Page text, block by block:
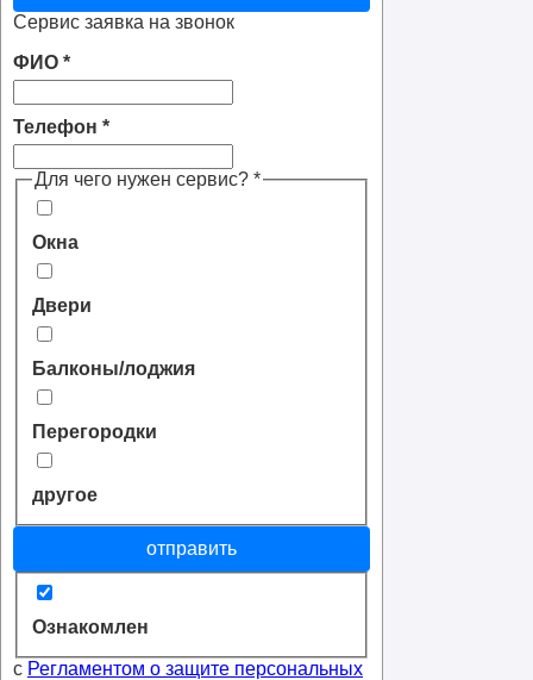
Сервис заявка на звонок
ФИО *
Телефон *
Для чего нужен сервис? *
Окна
Двери
Балконы/лоджия
Перегородки
другое
отправить
Ознакомлен
с Регламентом о защите персональных